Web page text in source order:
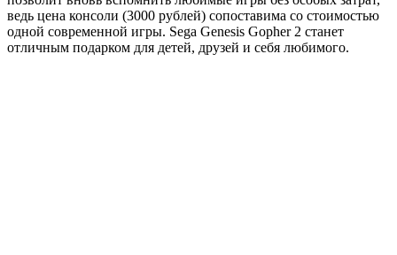
ведь цена консоли (3000 рублей) сопоставима со стоимостью
одной современной игры. Sega Genesis Gopher 2 станет
отличным подарком для детей, друзей и себя любимого.